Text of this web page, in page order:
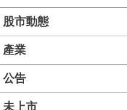
股市動態
產業
公告
未上市